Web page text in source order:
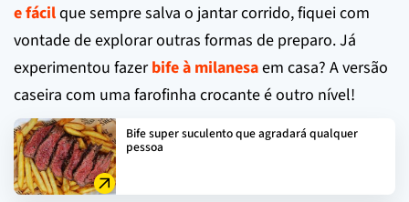
e fácilque sempre salva o jantar corrido, fiquei com
vontade de explorar outras formas de preparo. Já
experimentou fazerbife à milanesaem casa? A versão
caseira com uma farofinha crocante é outro nível!
Bife super suculento que agradará qualquer
pessoa